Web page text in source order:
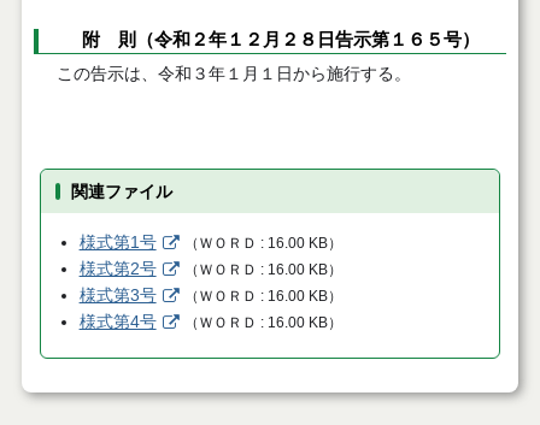
附 則（令和２年１２月２８日告示第１６５号）
この告示は、令和３年１月１日から施行する。
関連ファイル
様式第1号 （ ＷＯＲＤ 16.00 KB）
様式第2号 （ ＷＯＲＤ 16.00 KB）
様式第3号 （ ＷＯＲＤ 16.00 KB）
様式第4号 （ ＷＯＲＤ 16.00 KB）